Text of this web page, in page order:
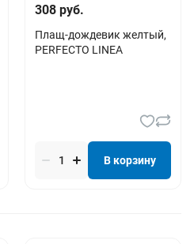
308 руб.
Плащ-дождевик желтый,
PERFECTO LINEA
В корзину